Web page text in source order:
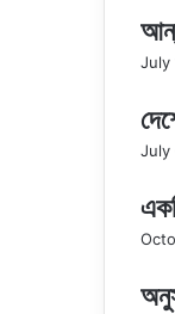
না
July
July